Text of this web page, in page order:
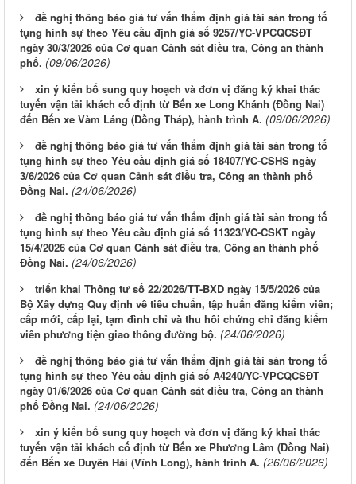
đề nghị thông báo giá tư vấn thẩm định giá tài sản trong tố
tụng hình sự theo Yêu cầu định giá số 9257/YC-VPCQCSĐT
ngày 30/3/2026 của Cơ quan Cảnh sát điều tra, Công an thành
phố. (09/06/2026)
xin ý kiến bổ sung quy hoạch và đơn vị đăng ký khai thác
tuyến vận tải khách cố định từ Bến xe Long Khánh (Đồng Nai)
đến Bến xe Vàm Láng (Đồng Tháp), hành trình A. (09/06/2026)
đề nghị thông báo giá tư vấn thẩm định giá tài sản trong tố
tụng hình sự theo Yêu cầu định giá số 18407/YC-CSHS ngày
3/6/2026 của Cơ quan Cảnh sát điều tra, Công an thành phố
Đồng Nai. (24/06/2026)
đề nghị thông báo giá tư vấn thẩm định giá tài sản trong tố
tụng hình sự theo Yêu cầu định giá số 11323/YC-CSKT ngày
15/4/2026 của Cơ quan Cảnh sát điều tra, Công an thành phố
Đồng Nai. (24/06/2026)
triển khai Thông tư số 22/2026/TT-BXD ngày 15/5/2026 của
Bộ Xây dựng Quy định về tiêu chuẩn, tập huấn đăng kiểm viên;
cấp mới, cấp lại, tạm đình chỉ và thu hồi chứng chỉ đăng kiểm
viên phương tiện giao thông đường bộ. (24/06/2026)
đề nghị thông báo giá tư vấn thẩm định giá tài sản trong tố
tụng hình sự theo Yêu cầu định giá số A4240/YC-VPCQCSĐT
ngày 01/6/2026 của Cơ quan Cảnh sát điều tra, Công an thành
phố Đồng Nai. (24/06/2026)
xin ý kiến bổ sung quy hoạch và đơn vị đăng ký khai thác
tuyến vận tải khách cố định từ Bến xe Phương Lâm (Đồng Nai)
đến Bến xe Duyên Hải (Vĩnh Long), hành trình A. (26/06/2026)